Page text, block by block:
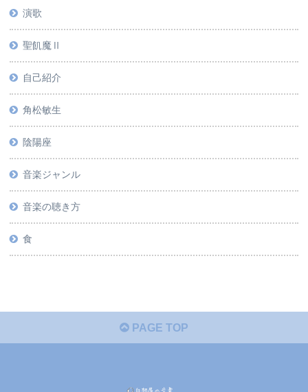
演歌
聖飢魔Ⅱ
自己紹介
角松敏生
陰陽座
音楽ジャンル
音楽の聴き方
食
PAGE TOP